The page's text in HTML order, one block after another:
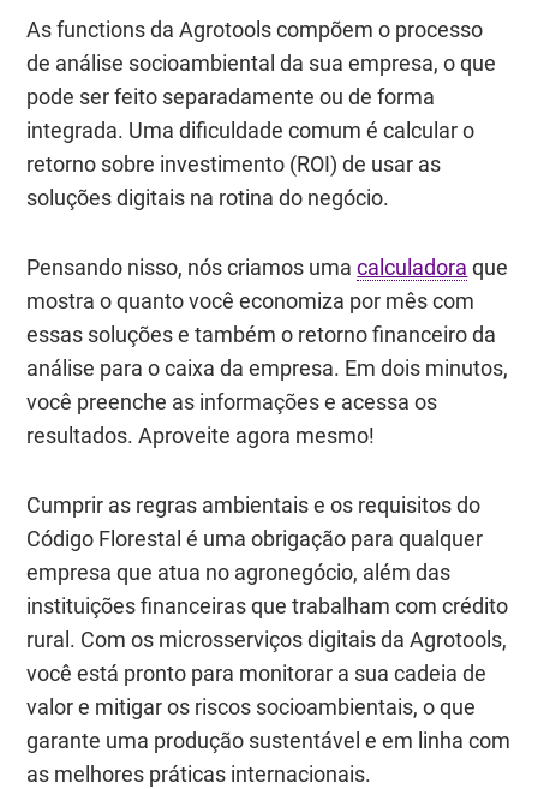
As functions da Agrotools compõem o processo
de análise socioambiental da sua empresa, o que
pode ser feito separadamente ou de forma
integrada. Uma dificuldade comum é calcular o
retorno sobre investimento (ROI) de usar as
soluções digitais na rotina do negócio.
Pensando nisso, nós criamos umacalculadora que
mostra o quanto você economiza por mês com
essas soluções e também o retorno financeiro da
análise para o caixa da empresa. Em dois minutos,
você preenche as informações e acessa os
resultados. Aproveite agora mesmo!
Cumprir as regras ambientais e os requisitos do
Código Florestal é uma obrigação para qualquer
empresa que atua no agronegócio, além das
instituições financeiras que trabalham com crédito
rural. Com os microsserviços digitais da Agrotools,
você está pronto para monitorar a sua cadeia de
valor e mitigar os riscos socioambientais, o que
garante uma produção sustentável e em linha com
as melhores práticas internacionais.